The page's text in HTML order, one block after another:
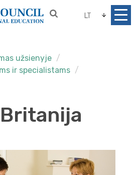
LT
užsienyje
ir specialistams